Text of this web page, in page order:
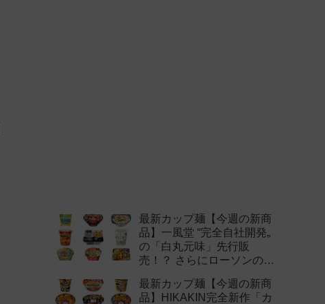
最新カップ麺【今週の新商
品】一風堂 “完全自社開発„
の「白丸元味」先行販
売！？ さらにローソンの激
新作まとめ！
最新カップ麺【今週の新商
品】HIKAKIN完全新作「カ